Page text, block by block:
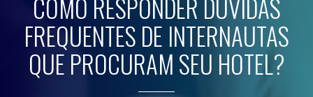
COMO RESPONDER DÚVIDAS
FREQUENTES DE INTERNAUTAS
QUE PROCURAM SEU HOTEL?